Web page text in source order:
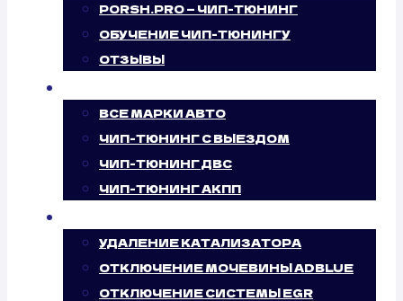
PORSH.PRO — ЧИП-ТЮНИНГ
ОБУЧЕНИЕ ЧИП-ТЮНИНГУ
ОТЗЫВЫ
ВСЕ МАРКИ АВТО
ЧИП-ТЮНИНГ С ВЫЕЗДОМ
ЧИП-ТЮНИНГ ДВС
ЧИП-ТЮНИНГ АКПП
УДАЛЕНИЕ КАТАЛИЗАТОРА
ОТКЛЮЧЕНИЕ МОЧЕВИНЫ ADBLUE
ОТКЛЮЧЕНИЕ СИСТЕМЫ EGR
КАЛИБРОВКА
ФАЙЛОВ
ПРОШИВОК
NISSAN
SENTRA 2.0
(142 Л.С.)